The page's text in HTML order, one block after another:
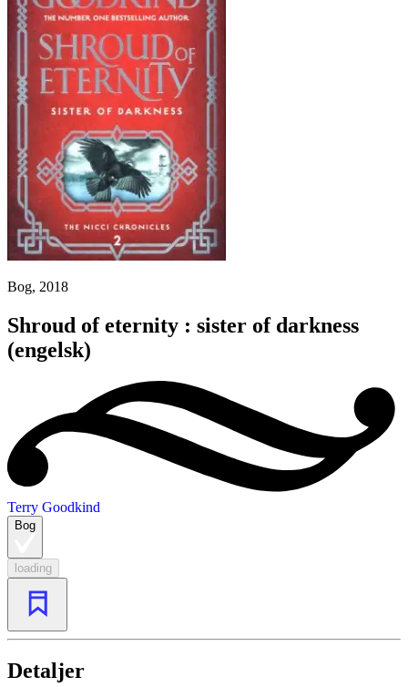
Bog, 2018
Shroud of eternity : sister of darkness
(engelsk)
Terry Goodkind
Bog
loading
Detaljer